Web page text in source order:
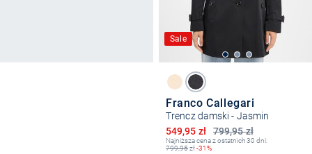
Sale
Franco Callegari
Trencz damski - Jasmin
799,95 zł
Obniżona cena
549,95 zł
Najniższa cena z ostatnich 30 dni:
799,95zł-31%